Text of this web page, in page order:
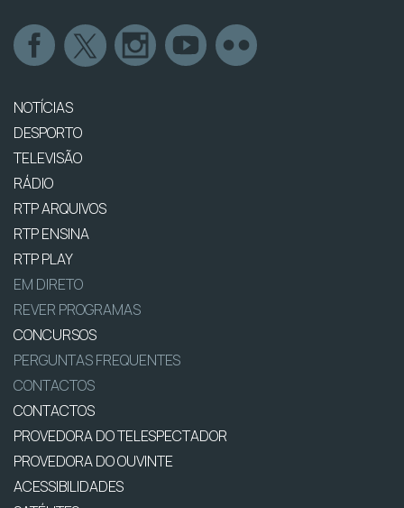
NOTÍCIAS
DESPORTO
TELEVISÃO
RÁDIO
RTP ARQUIVOS
RTP ENSINA
RTP PLAY
EM DIRETO
REVER PROGRAMAS
CONCURSOS
PERGUNTAS FREQUENTES
CONTACTOS
CONTACTOS
PROVEDORA DO TELESPECTADOR
PROVEDORA DO OUVINTE
ACESSIBILIDADES